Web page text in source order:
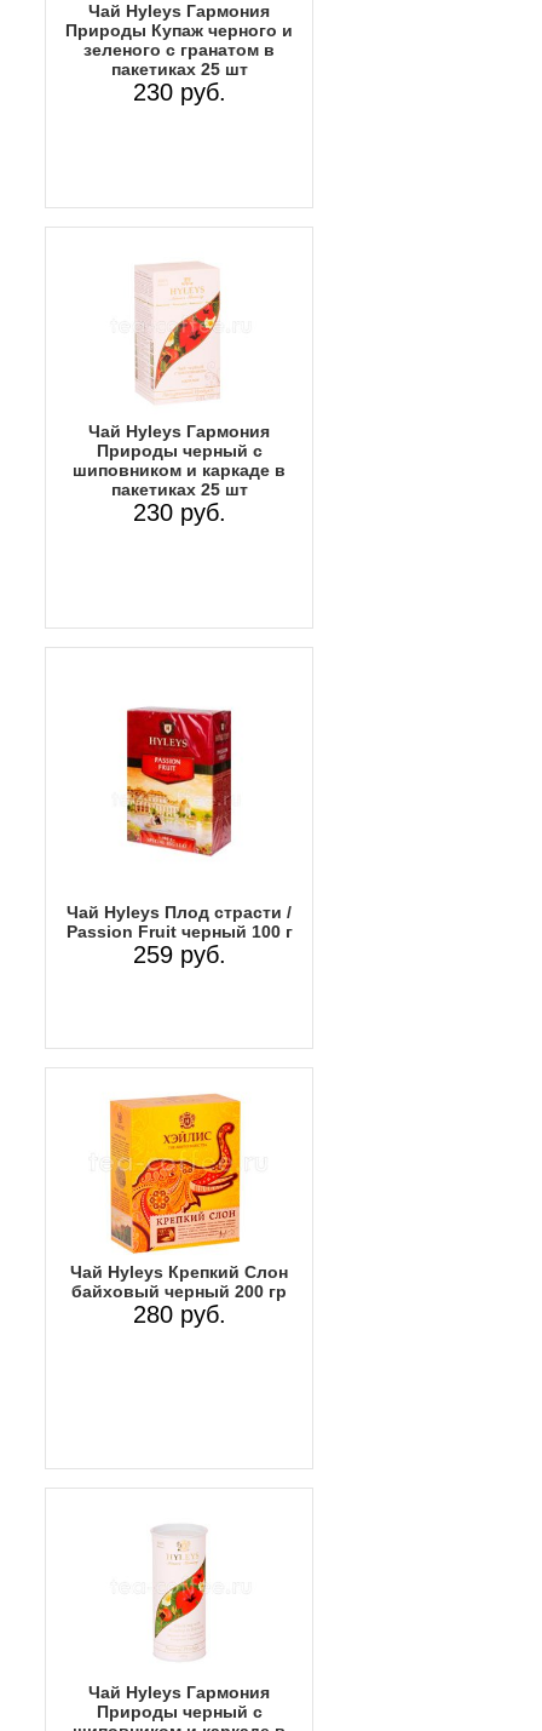
Чай Hyleys Гармония
Природы Купаж черного и
зеленого с гранатом в
пакетиках 25 шт
230 руб.
Чай Hyleys Гармония
Природы черный с
шиповником и каркаде в
пакетиках 25 шт
230 руб.
Чай Hyleys Плод страсти /
Passion Fruit черный 100 г
259 руб.
Чай Hyleys Крепкий Слон
байховый черный 200 гр
280 руб.
Чай Hyleys Гармония
Природы черный с